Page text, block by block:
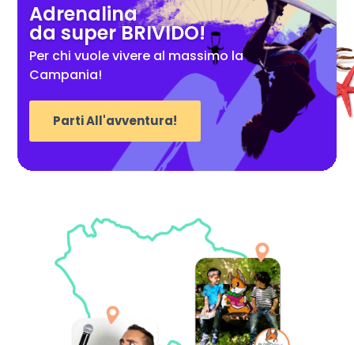
Adrenalina
da super BRIVIDO!
Per chi vuole vivere al massimo la
Campania!
Parti All'avventura!